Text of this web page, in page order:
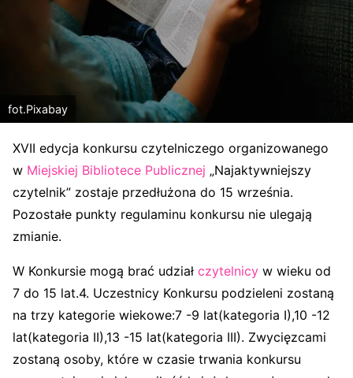
fot.Pixabay
XVII edycja konkursu czytelniczego organizowanego
w Miejskiej Bibliotece Publicznej „Najaktywniejszy
czytelnik” zostaje przedłużona do 15 września.
Pozostałe punkty regulaminu konkursu nie ulegają
zmianie.
W Konkursie mogą brać udział czytelnicy w wieku od
7 do 15 lat.4. Uczestnicy Konkursu podzieleni zostaną
na trzy kategorie wiekowe:7 -9 lat(kategoria I),10 -12
lat(kategoria II),13 -15 lat(kategoria III). Zwycięzcami
zostaną osoby, które w czasie trwania konkursu